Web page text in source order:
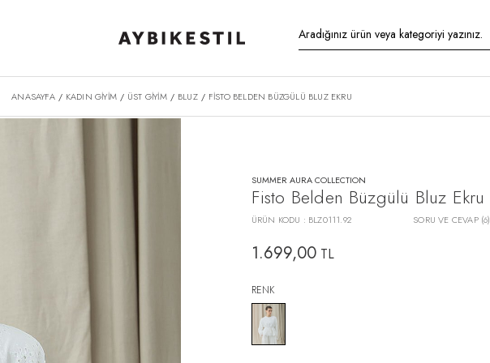
ANASAYFA / KADIN GİYİM / ÜST GİYİM / BLUZ / FISTO BELDEN BÜZGÜLÜ BLUZ EKRU
SUMMER AURA COLLECTION
Fisto Belden Büzgülü Bluz Ekru
ÜRÜN KODU : BLZ0111.92 SORU VE CEVAP (6)
1.699,00TL
RENK